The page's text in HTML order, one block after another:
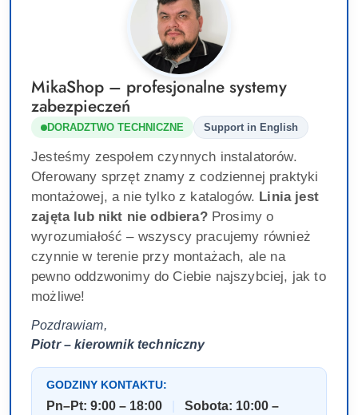
MikaShop – profesjonalne systemy
zabezpieczeń
DORADZTWO TECHNICZNE Support in English
Jesteśmy zespołem czynnych instalatorów.
Oferowany sprzęt znamy z codziennej praktyki
montażowej, a nie tylko z katalogów. Linia jest
zajęta lub nikt nie odbiera?Prosimy o
wyrozumiałość – wszyscy pracujemy również
czynnie w terenie przy montażach, ale na
pewno oddzwonimy do Ciebie najszybciej, jak to
możliwe!
Pozdrawiam,
Piotr – kierownik techniczny
GODZINY KONTAKTU:
Pn–Pt: 9:00 – 18:00
Sobota: 10:00 –